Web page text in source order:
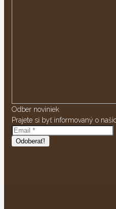
Odber noviniek
Prajete si byť informovaný o